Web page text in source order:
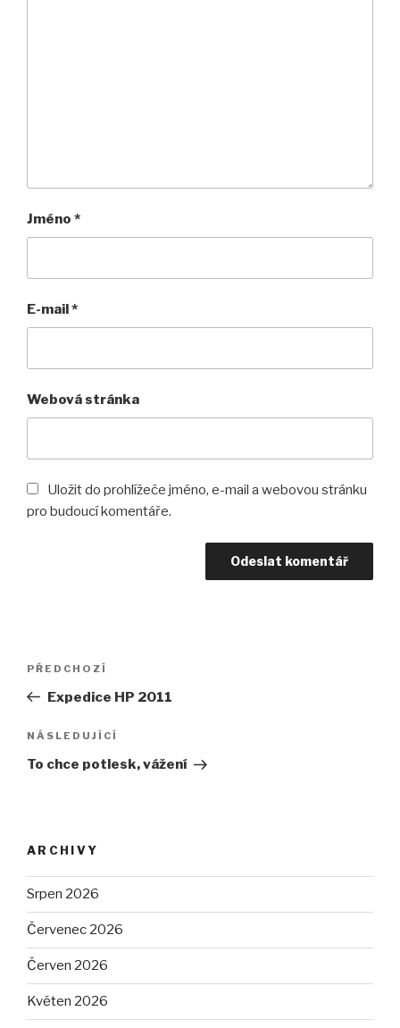
Jméno *
E-mail*
Webová stránka
Uložit do prohlížeče jméno, e-mail a webovou stránku
pro budoucí komentáře.
Navigace
příspěvek
Předchozí
příspěvek
PŘEDCHOZÍ
Expedice HP 2011
Následující
příspěvek
NÁSLEDUJÍCÍ
To chce potlesk, vážení
ARCHIVY
Srpen 2026
Červenec 2026
Červen 2026
Květen 2026